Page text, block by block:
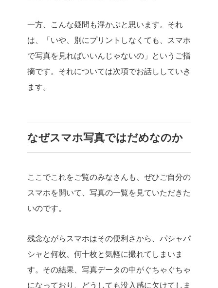
一方、こんな疑問も浮かぶと思います。それ
は、「いや、別にプリントしなくても、スマホ
で写真を見ればいいんじゃないの」というご指
摘です。それについては次項でお話ししていき
ます。
なぜスマホ写真ではだめなのか
ここでこれをご覧のみなさんも、ぜひご自分の
スマホを開いて、写真の一覧を見ていただきた
いのです。
残念ながらスマホはその便利さから、パシャパ
シャと何枚、何十枚と気軽に撮れてしまいま
す。その結果、写真データの中がぐちゃぐちゃ
になっており、どうしても没入感に欠けてしま